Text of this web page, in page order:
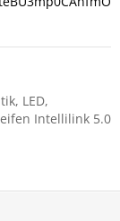
LED,
Intellilink 5.0